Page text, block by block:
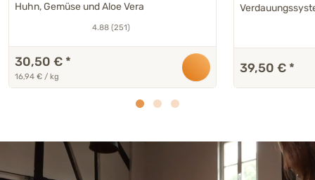
Huhn, Gemüse und Aloe Vera
4.88 (251)
30,50 € *
16,94 € / kg
39,50 € *